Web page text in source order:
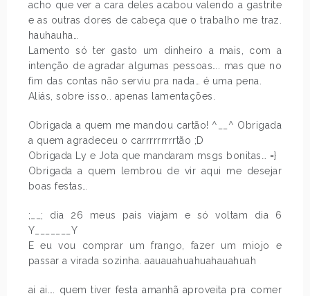
acho que ver a cara deles acabou valendo a gastrite
e as outras dores de cabeça que o trabalho me traz.
hauhauha…
Lamento só ter gasto um dinheiro a mais, com a
intenção de agradar algumas pessoas…. mas que no
fim das contas não serviu pra nada… é uma pena.
Aliás, sobre isso.. apenas lamentações.
Obrigada a quem me mandou cartão! ^__^ Obrigada
a quem agradeceu o carrrrrrrrrtão ;D
Obrigada Ly e Jota que mandaram msgs bonitas… =}
Obrigada a quem lembrou de vir aqui me desejar
boas festas…
;__; dia 26 meus pais viajam e só voltam dia 6
Y_______Y
E eu vou comprar um frango, fazer um miojo e
passar a virada sozinha. aauauahuahuahauahuah
ai ai…. quem tiver festa amanhã aproveita pra comer